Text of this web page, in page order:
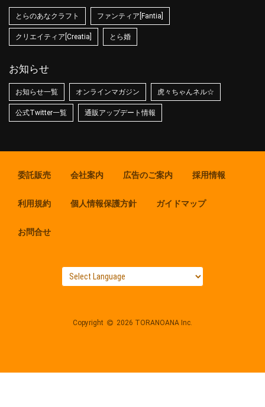
とらのあなクラフト ファンティア[Fantia]
クリエイティア[Creatia] とら婚
お知らせ
お知らせ一覧 オンラインマガジン 虎々ちゃんネル☆
公式Twitter一覧 通販アップデート情報
委託販売 会社案内 広告のご案内 採用情報
利用規約 個人情報保護方針 ガイドマップ
お問合せ
Copyright 2026 TORANOANA Inc.